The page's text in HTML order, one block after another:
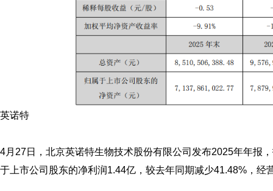
英诺特
4月27日，北京英诺特生物技术股份有限公司发布2025年年报
于上市公司股东的净利润1.44亿，较去年同期减少41.48%，